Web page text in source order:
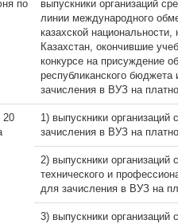
по
выпускники организаций
линии международного
казахской
Казахстан, окончившие
конкурсе на присуждение
республиканского
зачисления в ВУЗ на
20
1) выпускники организаций
зачисления в ВУЗ на
2) выпускники организаций
технического и
для зачисления в ВУЗ на
3) выпускники организаций